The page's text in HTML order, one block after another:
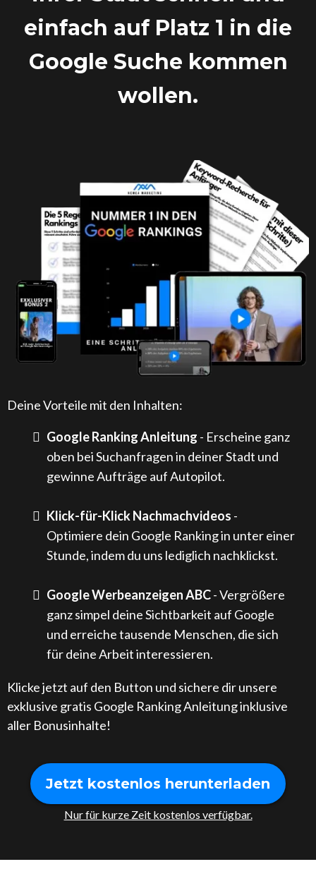
einfach auf Platz 1 in die
Google Suche kommen
wollen.
Deine Vorteile mit den Inhalten:
Google Ranking Anleitung - Erscheine ganz
oben bei Suchanfragen in deiner Stadt und
gewinne Aufträge auf Autopilot.
Klick-für-Klick Nachmachvideos -
Optimiere dein Google Ranking in unter einer
Stunde, indem du uns lediglich nachklickst.
Google Werbeanzeigen ABC- Vergrößere
ganz simpel deine Sichtbarkeit auf Google
und erreiche tausende Menschen, die sich
für deine Arbeit interessieren.
Klicke jetzt auf den Button und sichere dir unsere
exklusive gratis Google Ranking Anleitung inklusive
aller Bonusinhalte!
Jetzt kostenlos herunterladen
Nur für kurze Zeit kostenlos verfügbar.